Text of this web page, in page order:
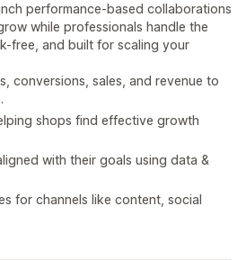
performance-based collaborations
while professionals handle the
free, and built for scaling your
conversions, sales, and revenue to
shops find effective growth
with their goals using data &
for channels like content, social